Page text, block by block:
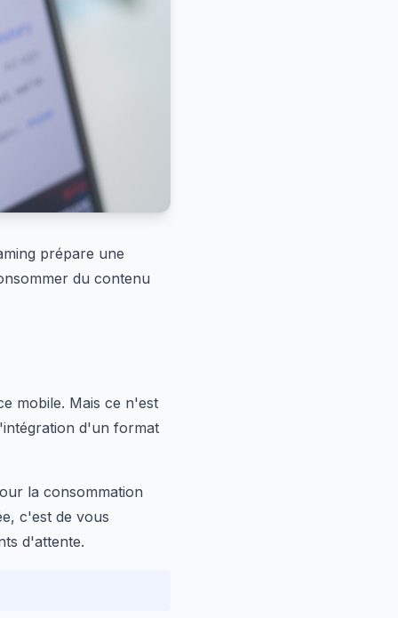
prépare une
du contenu
mobile. Mais ce n'est
d'un format
la consommation
c'est de vous
d'attente.